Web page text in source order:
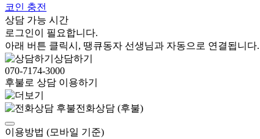
코인 충전
상담 가능 시간
로그인이 필요합니다.
아래 버튼 클릭시, 땡큐동자 선생님과 자동으로 연결됩니다.
상담하기
070-7174-3000
후불로 상담 이용하기
전화상담 (후불)
이용방법 (모바일 기준)